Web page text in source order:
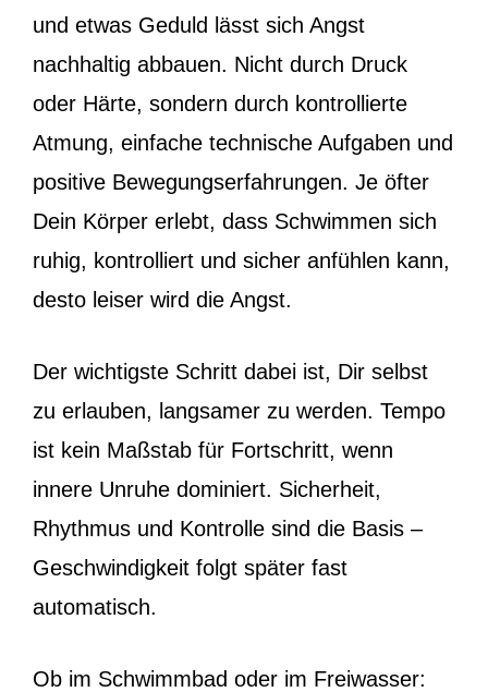
und etwas Geduld lässt sich Angst
nachhaltig abbauen. Nicht durch Druck
oder Härte, sondern durch kontrollierte
Atmung, einfache technische Aufgaben und
positive Bewegungserfahrungen. Je öfter
Dein Körper erlebt, dass Schwimmen sich
ruhig, kontrolliert und sicher anfühlen kann,
desto leiser wird die Angst.
Der wichtigste Schritt dabei ist, Dir selbst
zu erlauben, langsamer zu werden. Tempo
ist kein Maßstab für Fortschritt, wenn
innere Unruhe dominiert. Sicherheit,
Rhythmus und Kontrolle sind die Basis –
Geschwindigkeit folgt später fast
automatisch.
Ob im Schwimmbad oder im Freiwasser: